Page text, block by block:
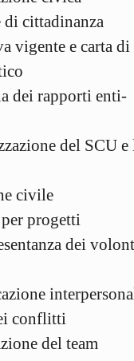
cittadinanza
vigente e carta di
dei rapporti enti-
del SCU e
civile
progetti
dei
conflitti
del team